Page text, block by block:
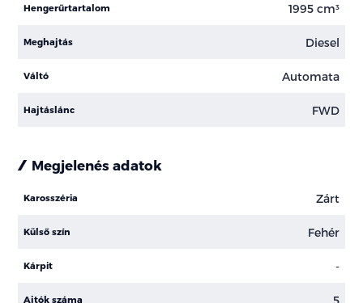
Hengerűrtartalom 1995 cm³
Meghajtás Diesel
Váltó Automata
Hajtáslánc FWD
Megjelenés adatok
Karosszéria Zárt
Külső szín Fehér
Kárpit -
Ajtók száma 5